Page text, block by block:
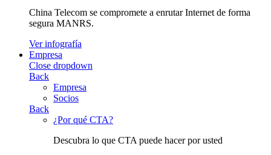
China Telecom se compromete a enrutar Internet de forma
segura MANRS.
Ver infografía
Empresa
Close dropdown
Back
Empresa
Socios
Back
¿Por qué CTA?
Descubra lo que CTA puede hacer por usted